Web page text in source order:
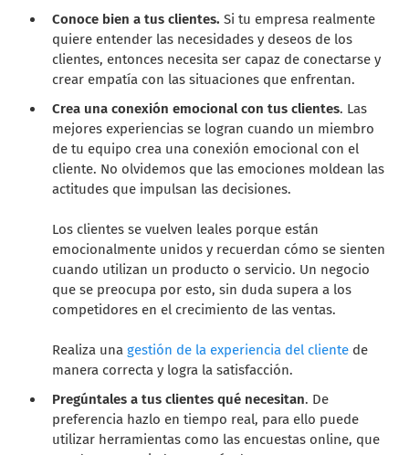
Conoce bien a tus clientes. Si tu empresa realmente
quiere entender las necesidades y deseos de los
clientes, entonces necesita ser capaz de conectarse y
crear empatía con las situaciones que enfrentan.
Crea una conexión emocional con tus clientes. Las
mejores experiencias se logran cuando un miembro
de tu equipo crea una conexión emocional con el
cliente. No olvidemos que las emociones moldean las
actitudes que impulsan las decisiones.
Los clientes se vuelven leales porque están
emocionalmente unidos y recuerdan cómo se sienten
cuando utilizan un producto o servicio. Un negocio
que se preocupa por esto, sin duda supera a los
competidores en el crecimiento de las ventas.
Realiza unagestión de la experiencia del cliente de
manera correcta y logra la satisfacción.
Pregúntales a tus clientes qué necesitan. De
preferencia hazlo en tiempo real, para ello puede
utilizar herramientas como las encuestas online, que